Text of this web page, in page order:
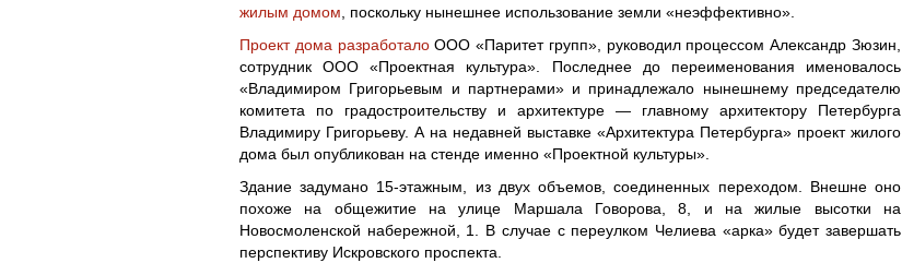
жилым домом , поскольку нынешнее использование земли «неэффективно».
Проект дома разработалоООО «Паритет групп», руководил процессом Александр Зюзин,
сотрудник ООО «Проектная культура». Последнее до переименования именовалось
«Владимиром Григорьевым и партнерами» и принадлежало нынешнему председателю
комитета по градостроительству и архитектуре — главному архитектору Петербурга
Владимиру Григорьеву. А на недавней выставке «Архитектура Петербурга» проект жилого
дома был опубликован на стенде именно «Проектной культуры».
Здание задумано 15-этажным, из двух объемов, соединенных переходом. Внешне оно
похоже на общежитие на улице Маршала Говорова, 8, и на жилые высотки на
Новосмоленской набережной, 1. В случае с переулком Челиева «арка» будет завершать
перспективу Искровского проспекта.